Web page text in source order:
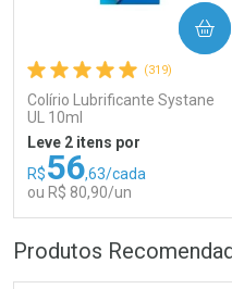
(319)
Colírio Lubrificante Systane
UL 10ml
Leve 2 itens por
R$56,63/cada
ou R$ 80,90/un
COMPRAR
Por Menos
Produtos